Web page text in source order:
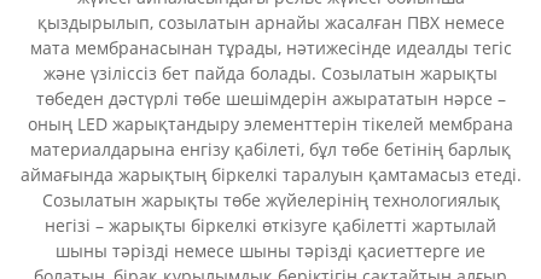
қыздырылып, созылатын арнайы жасалған ПВХ немесе
мата мембранасынан тұрады, нәтижесінде идеалды тегіс
және үзіліссіз бет пайда болады. Созылатын жарықты
төбеден дәстүрлі төбе шешімдерін ажырататын нәрсе –
оның LED жарықтандыру элементтерін тікелей мембрана
материалдарына енгізу қабілеті, бұл төбе бетінің барлық
аймағында жарықтың біркелкі таралуын қамтамасыз етеді.
Созылатын жарықты төбе жүйелерінің технологиялық
негізі – жарықты біркелкі өткізуге қабілетті жартылай
шыны тәрізді немесе шыны тәрізді қасиеттерге ие